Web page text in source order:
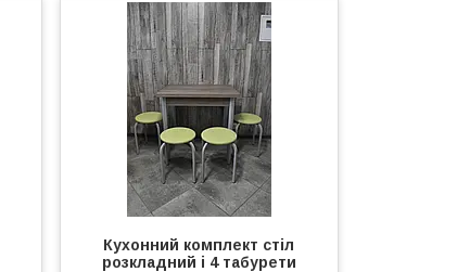
Кухонний комплект стіл
розкладний і 4 табурети